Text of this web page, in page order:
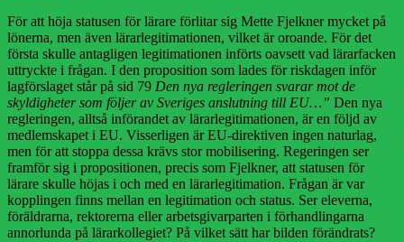
För att höja statusen för lärare förlitar sig Mette Fjelkner mycket på
lönerna, men även lärarlegitimationen, vilket är oroande. För det
första skulle antagligen legitimationen införts oavsett vad lärarfacken
uttryckte i frågan. I den proposition som lades för riskdagen inför
lagförslaget står på sid 79 Den nya regleringen svarar mot de
skyldigheter som följer av Sveriges anslutning till EU…” Den nya
regleringen, alltså införandet av lärarlegitimationen, är en följd av
medlemskapet i EU. Visserligen är EU-direktiven ingen naturlag,
men för att stoppa dessa krävs stor mobilisering. Regeringen ser
framför sig i propositionen, precis som Fjelkner, att statusen för
lärare skulle höjas i och med en lärarlegitimation. Frågan är var
kopplingen finns mellan en legitimation och status. Ser eleverna,
föräldrarna, rektorerna eller arbetsgivarparten i förhandlingarna
annorlunda på lärarkollegiet? På vilket sätt har bilden förändrats?